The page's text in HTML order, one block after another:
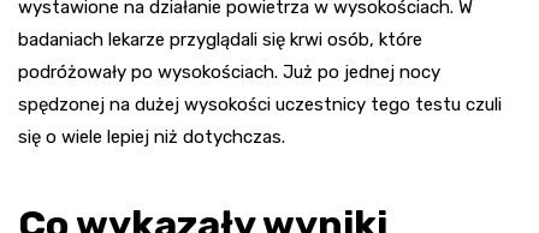
wystawione na działanie powietrza w wysokościach. W
badaniach lekarze przyglądali się krwi osób, które
podróżowały po wysokościach. Już po jednej nocy
spędzonej na dużej wysokości uczestnicy tego testu czuli
się o wiele lepiej niż dotychczas.